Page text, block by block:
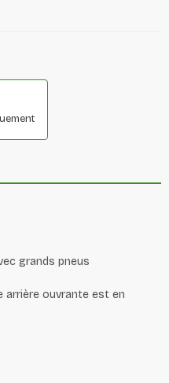
grands pneus
arrière ouvrante est en